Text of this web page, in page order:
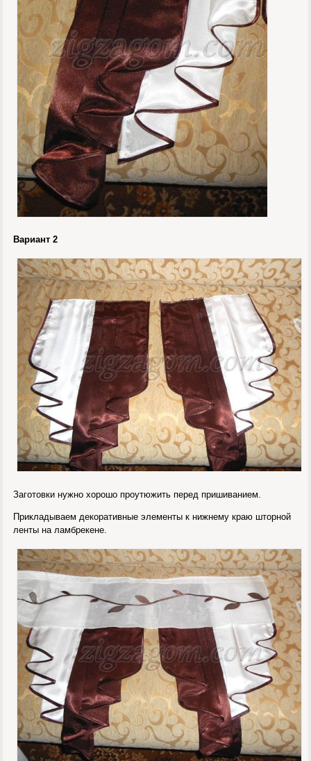
Вариант 2
Заготовки нужно хорошо проутюжить перед пришиванием.
Прикладываем декоративные элементы к нижнему краю шторной
ленты на ламбрекене.